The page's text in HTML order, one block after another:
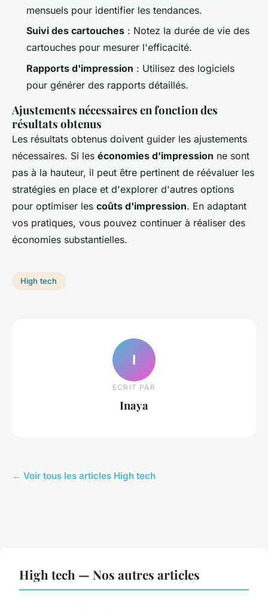
mensuels pour identifier les tendances.
Suivi des cartouches : Notez la durée de vie des
cartouches pour mesurer l'efficacité.
Rapports d'impression : Utilisez des logiciels
pour générer des rapports détaillés.
Ajustements nécessaires en fonction des
résultats obtenus
Les résultats obtenus doivent guider les ajustements
nécessaires. Si les économies d'impression ne sont
pas à la hauteur, il peut être pertinent de réévaluer les
stratégies en place et d'explorer d'autres options
pour optimiser les coûts d'impression. En adaptant
vos pratiques, vous pouvez continuer à réaliser des
économies substantielles.
High tech
I
ECRIT PAR
Inaya
← Voir tous les articles High tech
High tech — Nos autres articles